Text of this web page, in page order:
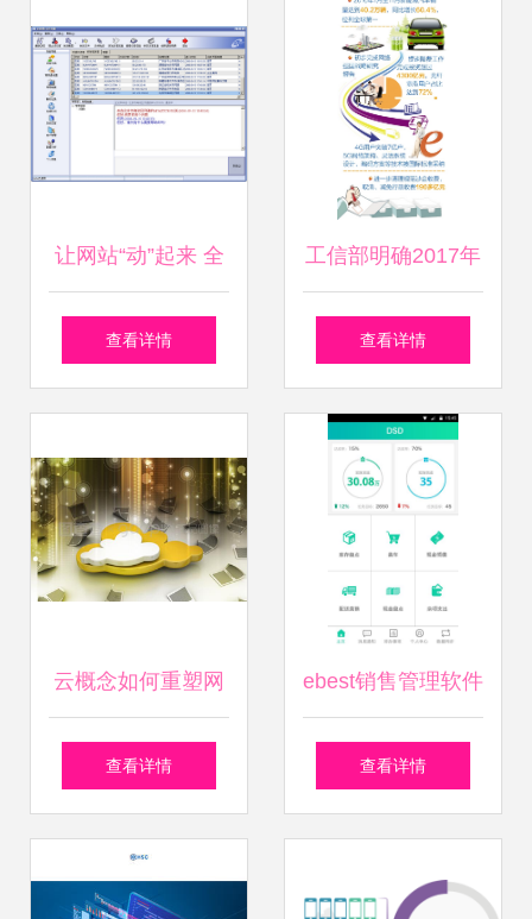
络技术服务再谱新
篇章
器
让网站“动”起来 全
面解析首款多媒体
络技术服务中的核
心价值
查看详情
工信部明确2017年
目标 软件销售驱动
值增长6%
查看详情
云概念如何重塑网
络技术服务的新格
查看详情
ebest销售管理软件
赋能饮料行业销售
高效增长
查看详情